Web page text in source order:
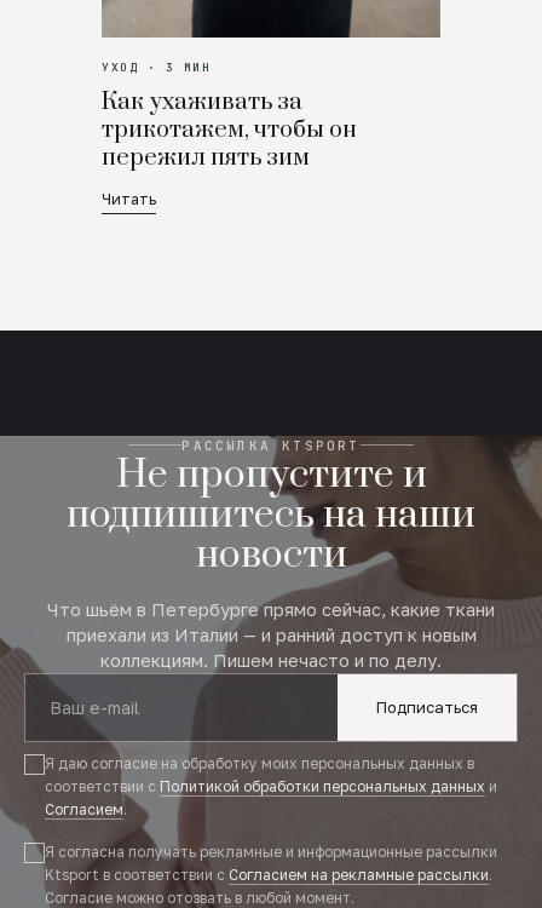
УХОД · 3 МИН
Как ухаживать за
трикотажем, чтобы он
пережил пять зим
Читать
РАССЫЛКА KTSPORT
Не пропустите и
подпишитесь на наши
новости
Что шьём в Петербурге прямо сейчас, какие ткани
приехали из Италии — и ранний доступ к новым
коллекциям. Пишем нечасто и по делу.
Подписаться
Я даю согласие на обработку моих персональных данных в
соответствии с Политикой обработки персональных данных и
Согласием.
Я согласна получать рекламные и информационные рассылки
Ktsport в соответствии с Согласием на рекламные рассылки.
Согласие можно отозвать в любой момент.